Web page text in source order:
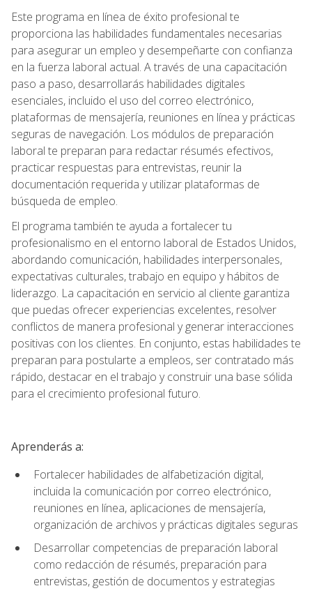
Este programa en línea de éxito profesional te
proporciona las habilidades fundamentales necesarias
para asegurar un empleo y desempeñarte con confianza
en la fuerza laboral actual. A través de una capacitación
paso a paso, desarrollarás habilidades digitales
esenciales, incluido el uso del correo electrónico,
plataformas de mensajería, reuniones en línea y prácticas
seguras de navegación. Los módulos de preparación
laboral te preparan para redactar résumés efectivos,
practicar respuestas para entrevistas, reunir la
documentación requerida y utilizar plataformas de
búsqueda de empleo.
El programa también te ayuda a fortalecer tu
profesionalismo en el entorno laboral de Estados Unidos,
abordando comunicación, habilidades interpersonales,
expectativas culturales, trabajo en equipo y hábitos de
liderazgo. La capacitación en servicio al cliente garantiza
que puedas ofrecer experiencias excelentes, resolver
conflictos de manera profesional y generar interacciones
positivas con los clientes. En conjunto, estas habilidades te
preparan para postularte a empleos, ser contratado más
rápido, destacar en el trabajo y construir una base sólida
para el crecimiento profesional futuro.
Aprenderás a:
Fortalecer habilidades de alfabetización digital,
incluida la comunicación por correo electrónico,
reuniones en línea, aplicaciones de mensajería,
organización de archivos y prácticas digitales seguras
Desarrollar competencias de preparación laboral
como redacción de résumés, preparación para
entrevistas, gestión de documentos y estrategias